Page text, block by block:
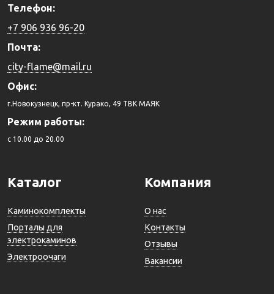
Телефон:
+7 906 936 96-20
Почта:
city-flame@mail.ru
Офис:
г.Новокузнецк, пр-кт. Курако, 49 ТВК МАЯК
Режим работы:
c 10.00 до 20.00
Каталог
Каминокомплекты
Порталы для
электрокаминов
Электроочаги
Компания
О нас
Контакты
Отзывы
Вакансии